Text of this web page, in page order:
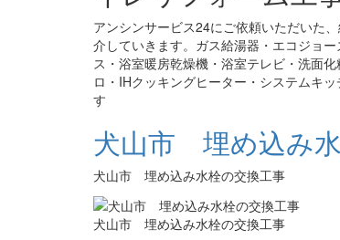
アンシンサービス24にご依頼いただいた
介していきます。ガス給湯器・エコジョ
ス・浴室暖房乾燥機・浴室テレビ・洗面
ロ・IHクッキングヒーター・システムキ
す
犬山市 埋め込み
犬山市 埋め込み水栓の交換工事
犬山市 埋め込み水栓の交換工事